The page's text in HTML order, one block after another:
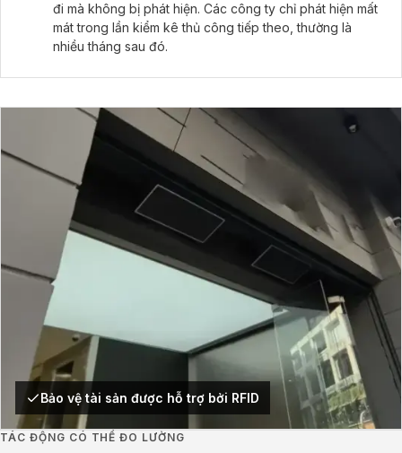
đi mà không bị phát hiện. Các công ty chỉ phát hiện mất
mát trong lần kiểm kê thủ công tiếp theo, thường là
nhiều tháng sau đó.
Bảo vệ tài sản được hỗ trợ bởi RFID
TÁC ĐỘNG CÓ THỂ ĐO LƯỜNG